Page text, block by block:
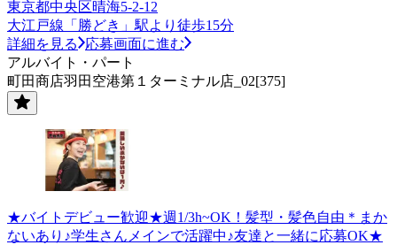
東京都中央区晴海5-2-12
大江戸線「勝どき」駅より徒歩15分
詳細を見る
応募画面に進む
アルバイト・パート
町田商店羽田空港第１ターミナル店_02[375]
★バイトデビュー歓迎★週1/3h~OK！髪型・髪色自由＊まか
ないあり♪学生さんメインで活躍中♪友達と一緒に応募OK★